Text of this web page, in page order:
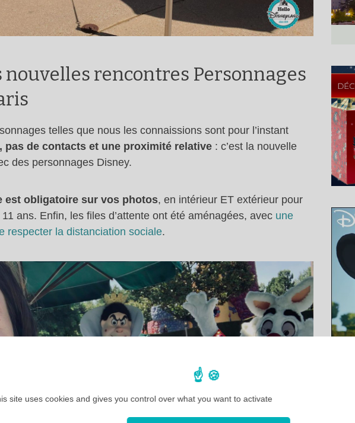
nouvelles rencontres Personnages
telles que nous les connaissions sont pour l’instant
pas de contacts et une proximité relative : c’est la nouvelle
des personnages Disney.
est obligatoire sur vos photos, en intérieur ET extérieur pour
ans. Enfin, les files d’attente ont été aménagées, avec une
respecter la distanciation sociale.
site uses cookies and gives you control over what you want to activate